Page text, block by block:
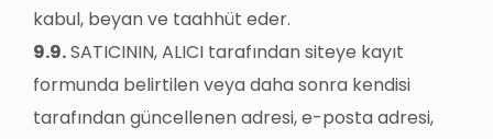
kabul, beyan ve taahhüt eder.
9.9.SATICININ, ALICI tarafından siteye kayıt
formunda belirtilen veya daha sonra kendisi
tarafından güncellenen adresi, e-posta adresi,